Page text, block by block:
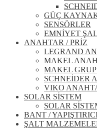
GÜÇ
SENSÖRLER
EMNİYET
ANAHTAR / PRİZ
LEGRAND
MAKEL
MAKEL
SCHNEİDER
VIKO
SOLAR SİSTEM
SOLAR
BANT /
ŞALT